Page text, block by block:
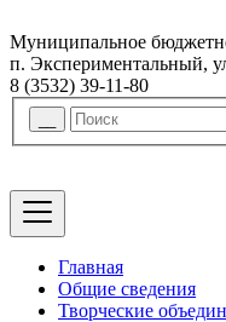
Муниципальное
п. Экспериментальный,
8 (3532) 39-11-80
Главная
Общие сведения
Творческие